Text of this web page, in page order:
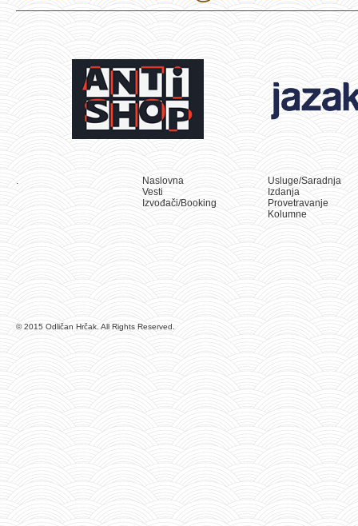
Naslovna
Vesti
Izvođači/Booking
Usluge/Saradnja
Izdanja
Provetravanje
Kolumne
© 2015 Odličan Hrčak. All Rights Reserved.